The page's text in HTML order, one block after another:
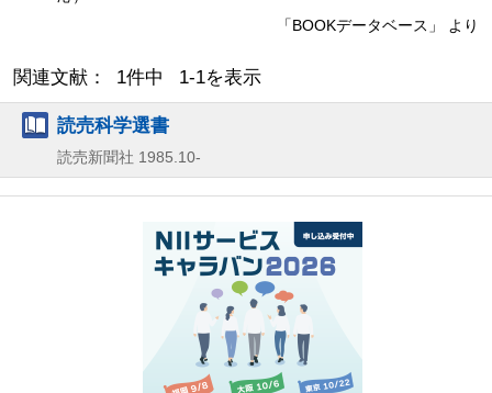
「BOOKデータベース」 より
関連文献： 1件中 1-1を表示
読売科学選書
読売新聞社 1985.10-